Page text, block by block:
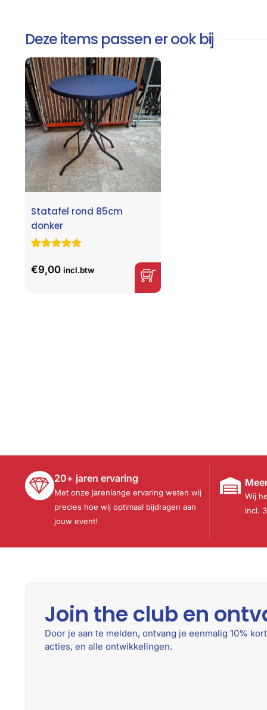
Deze items passen er ook bij
Statafel rond 85cm
donker
5.00 op 5
gebaseerd
€9,00 incl.btw
20+ jaren ervaring
Met onze jarenlange ervaring weten wij
precies hoe wij optimaal bijdragen aan
jouw event!
Wij
incl.
Join the club en
Door je aan te melden, ontvang je eenmalig 10%
acties, en alle ontwikkelingen.